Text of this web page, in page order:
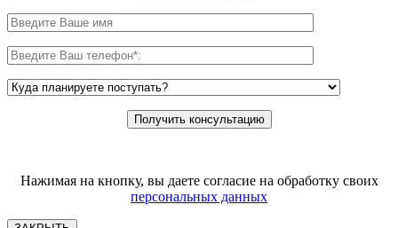
Нажимая на кнопку, вы даете согласие на обработку своих
персональных данных